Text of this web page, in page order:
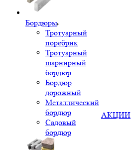
Бордюры
Тротуарный
поребрик
Тротуарный
шарнирный
бордюр
Бордюр
дорожный
Металлический
бордюр
Садовый
бордюр
АКЦИИ